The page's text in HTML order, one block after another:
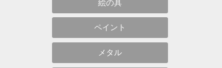
絵の具
ペイント
メタル